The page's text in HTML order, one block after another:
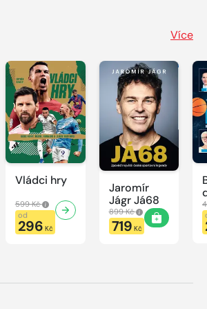
Více
Vládci hry
599 Kč
od
296 Kč
Jaromír
Jágr Já68
899 Kč
719 Kč